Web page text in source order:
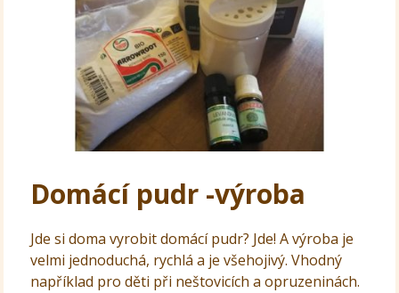
Domácí pudr -výroba
Jde si doma vyrobit domácí pudr? Jde! A výroba je
velmi jednoduchá, rychlá a je všehojivý. Vhodný
například pro děti při neštovicích a opruzeninách.